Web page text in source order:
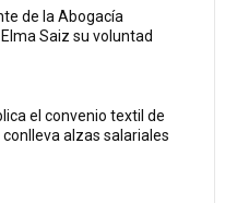
de la Abogacía
Saiz su voluntad
el convenio textil de
conlleva alzas salariales